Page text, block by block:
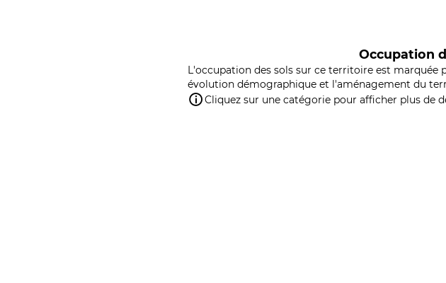
Occupation
L'occupation des sols sur ce territoire est marquée
évolution démographique et l'aménagement du
Cliquez sur une catégorie pour afficher plus de